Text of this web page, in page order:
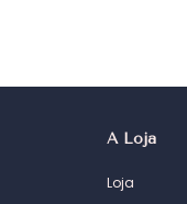
A Loja
Loja